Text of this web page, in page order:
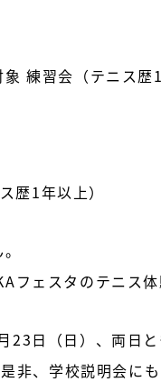
練習会（テニス歴1
歴1年以上）
ェスタのテニス体
日（日）、両日と
非、学校説明会にも